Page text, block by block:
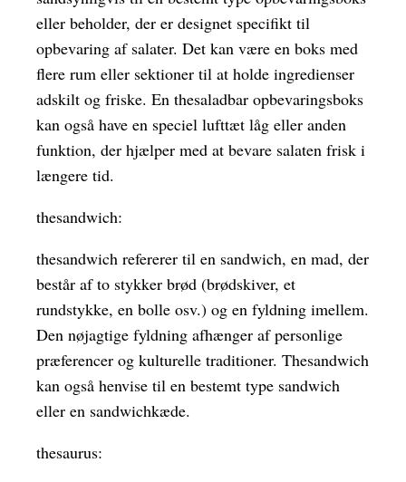
eller beholder, der er designet specifikt til
opbevaring af salater. Det kan være en boks med
flere rum eller sektioner til at holde ingredienser
adskilt og friske. En thesaladbar opbevaringsboks
kan også have en speciel lufttæt låg eller anden
funktion, der hjælper med at bevare salaten frisk i
længere tid.
thesandwich:
thesandwich refererer til en sandwich, en mad, der
består af to stykker brød (brødskiver, et
rundstykke, en bolle osv.) og en fyldning imellem.
Den nøjagtige fyldning afhænger af personlige
præferencer og kulturelle traditioner. Thesandwich
kan også henvise til en bestemt type sandwich
eller en sandwichkæde.
thesaurus: